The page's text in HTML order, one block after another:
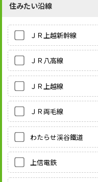
住みたい沿線
ＪＲ上越新幹線
ＪＲ八高線
ＪＲ上越線
ＪＲ両毛線
わたらせ渓谷鐵道
上信電鉄